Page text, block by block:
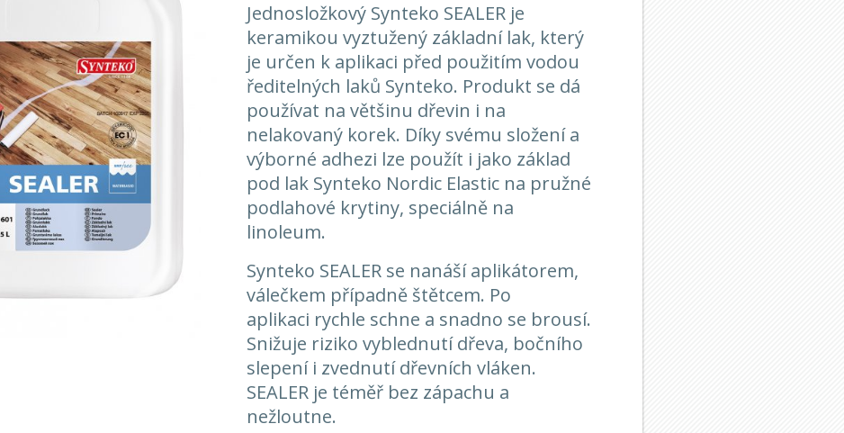
Jednosložkový Synteko SEALER je
keramikou vyztužený základní lak, který
je určen k aplikaci před použitím vodou
ředitelných laků Synteko. Produkt se dá
používat na většinu dřevin i na
nelakovaný korek. Díky svému složení a
výborné adhezi lze použít i jako základ
pod lak Synteko Nordic Elastic na pružné
podlahové krytiny, speciálně na
linoleum.
Synteko SEALER se nanáší aplikátorem,
válečkem případně štětcem. Po
aplikaci rychle schne a snadno se brousí.
Snižuje riziko vyblednutí dřeva, bočního
slepení i zvednutí dřevních vláken.
SEALER je téměř bez zápachu a
nežloutne.